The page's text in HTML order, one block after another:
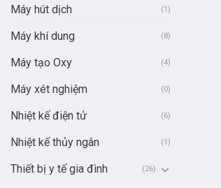
Máy hút dịch (1)
Máy khí dung (8)
Máy tạo Oxy (4)
Máy xét nghiệm (0)
Nhiệt kế điện tử (6)
Nhiệt kế thủy ngân (1)
Thiết bị y tế gia đình (26)